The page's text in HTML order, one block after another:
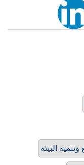
البيئة